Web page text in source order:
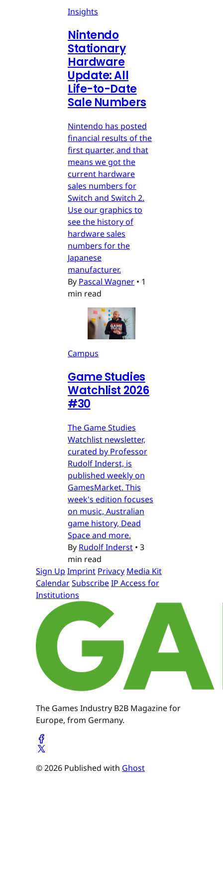
Insights
Nintendo
Stationary
Hardware
Update: All
Life-to-Date
Sale Numbers
Nintendo has posted
financial results of the
first quarter, and that
means we got the
current hardware
sales numbers for
Switch and Switch 2.
Use our graphics to
see the history of
hardware sales
numbers for the
Japanese
manufacturer.
By Pascal Wagner • 1
min read
Campus
Game Studies
Watchlist 2026
#30
The Game Studies
Watchlist newsletter,
curated by Professor
Rudolf Inderst, is
published weekly on
GamesMarket. This
week's edition focuses
on music, Australian
game history, Dead
Space and more.
By Rudolf Inderst • 3
min read
Sign Up Imprint Privacy Media Kit
CalendarSubscribeIP Access for
Institutions
The Games Industry B2B Magazine for
Europe, from Germany.
© 2026 Published with Ghost